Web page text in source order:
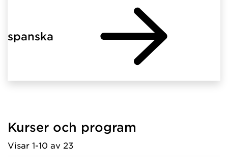
spanska
Kurser och program
Visar 1-10 av 23